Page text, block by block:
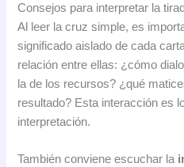
Consejos para interpretar la
Al leer la cruz simple, es
significado aislado de cada
relación entre ellas: ¿cómo
la de los recursos? ¿qué
resultado? Esta interacción es
interpretación.
También conviene escuchar la